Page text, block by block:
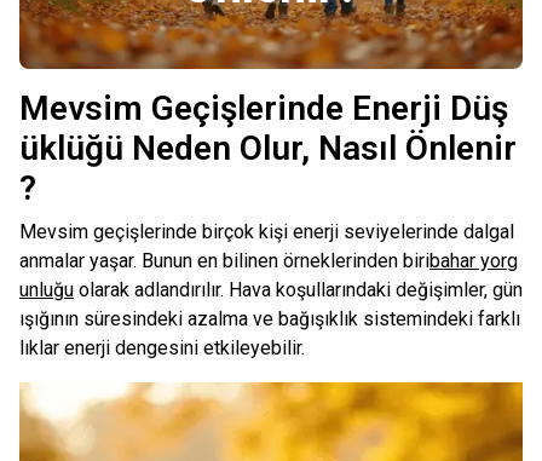
Mevsim Geçişlerinde Enerji Düş
üklüğü Neden Olur, Nasıl Önlenir
?
Mevsim geçişlerinde birçok kişi enerji seviyelerinde dalgal
anmalar yaşar. Bunun en bilinen örneklerinden biribahar yorg
unluğu olarak adlandırılır. Hava koşullarındaki değişimler, gün
ışığının süresindeki azalma ve bağışıklık sistemindeki farklı
lıklar enerji dengesini etkileyebilir.